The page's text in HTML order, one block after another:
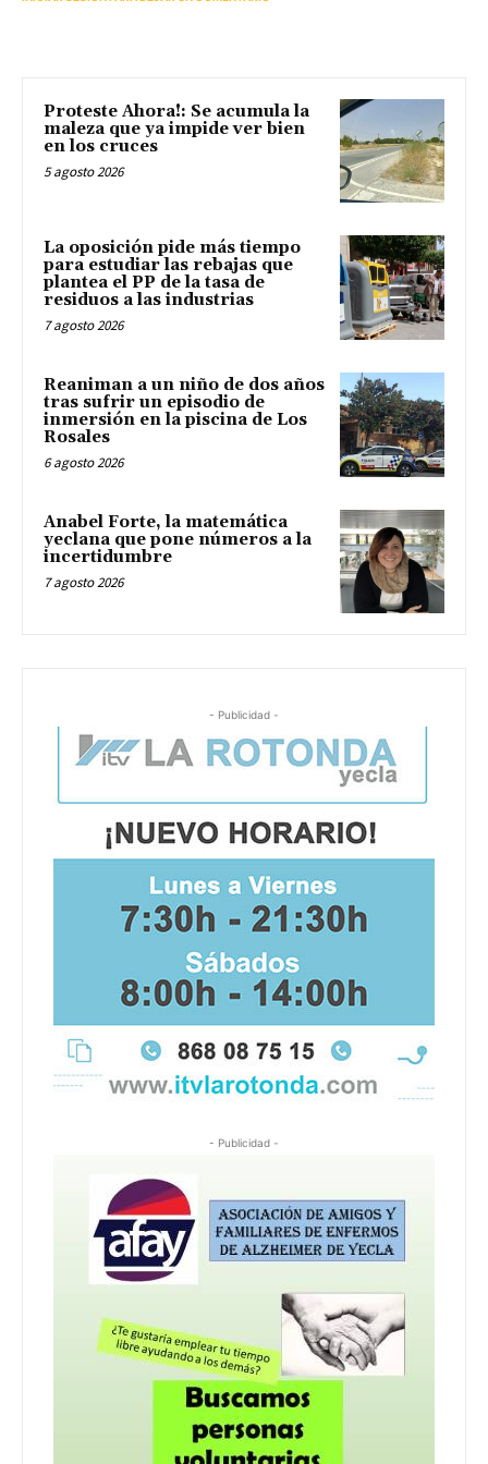
Proteste Ahora!: Se acumula la
maleza que ya impide ver bien
en los cruces
5 agosto 2026
La oposición pide más tiempo
para estudiar las rebajas que
plantea el PP de la tasa de
residuos a las industrias
7 agosto 2026
Reaniman a un niño de dos años
tras sufrir un episodio de
inmersión en la piscina de Los
Rosales
6 agosto 2026
Anabel Forte, la matemática
yeclana que pone números a la
incertidumbre
7 agosto 2026
- Publicidad -
- Publicidad -